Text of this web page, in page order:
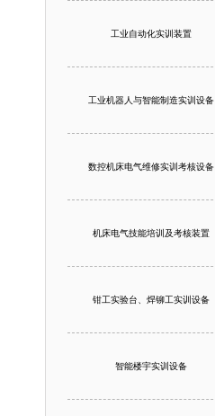
工业自动化实训装置
工业机器人与智能制造实训设备
数控机床电气维修实训考核设备
机床电气技能培训及考核装置
钳工实验台、焊铆工实训设备
智能楼宇实训设备